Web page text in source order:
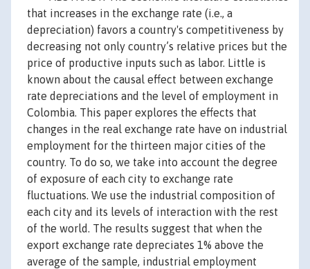
that increases in the exchange rate (i.e., a
depreciation) favors a country's competitiveness by
decreasing not only country’s relative prices but the
price of productive inputs such as labor. Little is
known about the causal effect between exchange
rate depreciations and the level of employment in
Colombia. This paper explores the effects that
changes in the real exchange rate have on industrial
employment for the thirteen major cities of the
country. To do so, we take into account the degree
of exposure of each city to exchange rate
fluctuations. We use the industrial composition of
each city and its levels of interaction with the rest
of the world. The results suggest that when the
export exchange rate depreciates 1% above the
average of the sample, industrial employment